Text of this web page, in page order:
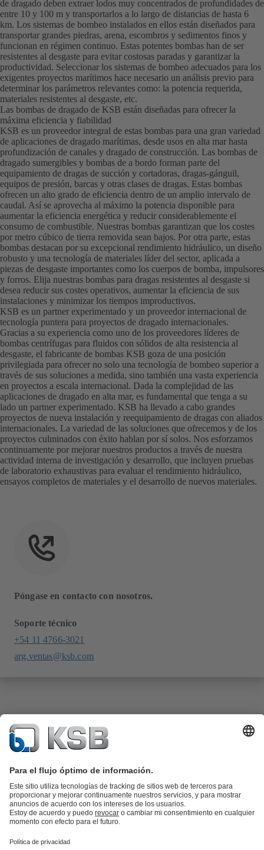
de dragado deben extraer lodos muy concentrados de profundidades de
entre 10 y 100 m y transportarlos a lo largo de distancias de hasta 6
km. Los sistemas de bombeo instalados en ellos están diseñados para
transportar grandes piedras, arena, escombros y sedimentos finos y
funcionan en régimen continuo. Estas potentes bombas han de ser
resistentes al desgaste para evitar costosas paradas y garantizar la
productividad. Seleccionar los sistemas de bombeo adecuados para los
exigentes proyectos marítimos hace necesario un análisis previo para
determinar los parámetros relevantes como: la potencia requerida,
materiales resistentes al desgaste, etc.
Las bombas de dragado de KSB están diseñadas para ofrecer la
máxima eficiencia y fiabilidad
KSB es un proveedor integral de estas bombas para una gran variedad
de aplicaciones de dragado marítimas, desde usos en alta mar hasta
profundización de canales y dragado de construcción. Las bombas de
dragado sumergibles y bombas de a bordo forman parte del
equipamiento de dragas de succión y cortadoras, dragas-gánguil,
equipos de presión, barcas y otras clases de dragas. Estas bombas
ofrecen un alto grado de eficiencia dentro de un amplio intervalo de
caudal. Así se aprovecha al máximo la potencia disponible para
aumentar la eficiencia energética y reducir considerablemente el
consumo de combustible. Nuestras bombas garantizan que los costes
por metro cúbico de tierra removida sean bajos. Por otra parte, estas
bombas destacan por su excepcional rendimiento hidráulico, un diseño
robusto y una tecnología de materiales líder del sector, aplicada a
piezas de desgaste importantes como los cuerpos de bomba, impulsores
y forros. Elija nuestras bombas para dragas resistentes al desgaste si
desea reducir sus costes operativos, aumentar la eficiencia de sus
instalaciones y minimizar los tiempos improductivos.
KSB es un partner experimentado y un proveedor internacional de
tecnología puntera para proyectos de dragado internacionales.
Gracias a su experiencia como uno de los proveedores líderes de
bombas centrífugas para fluidos con sólidos de alta resistencia al
desgaste, el fabricante de bombas KSB goza de una posición
privilegiada para ofrecer no solo una tecnología de bombeo superior a
través de sus soluciones a medida, sino también una vasta experiencia
en proyectos a escala internacional. Dada la complejidad de las
aplicaciones de dragado en alta mar, es fundamental que tenga a su
lado un partner experimentado. KSB ha llevado a cabo grandes
proyectos de nueva instalación y reequipamiento de dragas con aliados
internacionales. La variedad de las soluciones que ofrecemos y de los
proyectos culminados con éxito hablan por sí solos. Nos esforzamos
continuamente por mejorar nuestros productos a través de nuestra
actividad interna de investigación y desarrollo, que incluyen pruebas
de laboratorio exhaustivas para evaluar el rendimiento hidráulico,
ensayos completos de materiales y el desarrollo de nuevos materiales.
Póngase en contacto con nosotros.
Soporte técnico
+54 11 4766-3021
arg.ventas@ksb.com
SupremeServ